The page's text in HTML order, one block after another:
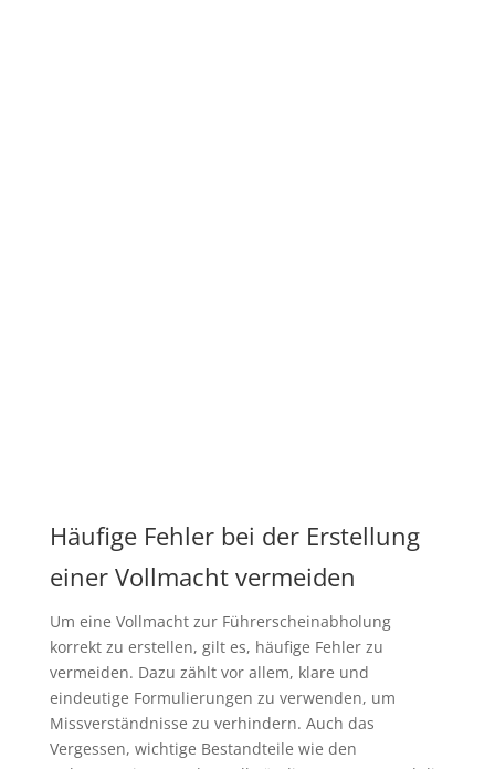
Häufige Fehler bei der Erstellung
einer Vollmacht vermeiden
Um eine Vollmacht zur Führerscheinabholung
korrekt zu erstellen, gilt es, häufige Fehler zu
vermeiden. Dazu zählt vor allem, klare und
eindeutige Formulierungen zu verwenden, um
Missverständnisse zu verhindern. Auch das
Vergessen, wichtige Bestandteile wie den